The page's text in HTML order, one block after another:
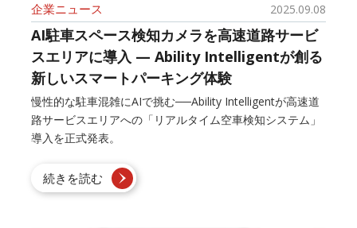
企業ニュース 2025.09.08
AI駐車スペース検知カメラを高速道路サービ
スエリアに導入 — Ability Intelligentが創る
新しいスマートパーキング体験
慢性的な駐車混雑にAIで挑む──Ability Intelligentが高速道
路サービスエリアへの「リアルタイム空車検知システム」
導入を正式発表。
続きを読む